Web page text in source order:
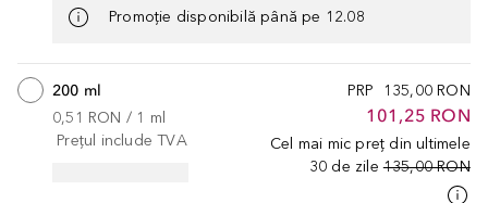
Promoție disponibilă până pe 12.08
PRP 135,00 RON
101,25 RON
Cel mai mic preț din ultimele
30 de zile 135,00 RON
200 ml
0,51 RON / 1 ml
Prețul include TVA